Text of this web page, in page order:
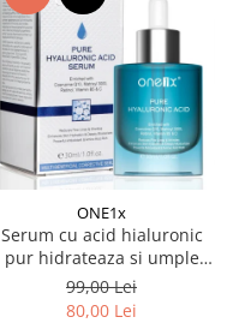
ONE1x
Serum cu acid hialuronic
pur hidrateaza si umple
ridurile, 30 ml
99,00 Lei
80,00 Lei